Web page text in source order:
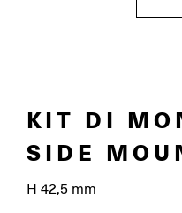
KIT DI
SIDE
H 42,5 mm